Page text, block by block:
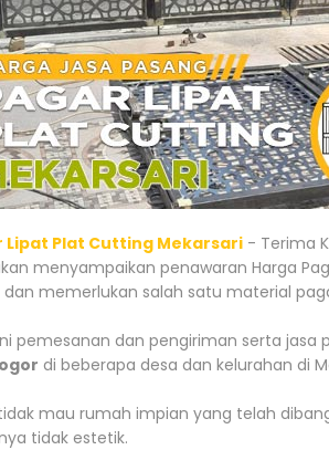
Lipat Plat Cutting Mekarsari - Terima
menyampaikan penawaran Harga
memerlukan salah satu material
pemesanan dan pengiriman serta jasa
di beberapa desa dan kelurahan di
mau rumah impian yang telah
tidak estetik.